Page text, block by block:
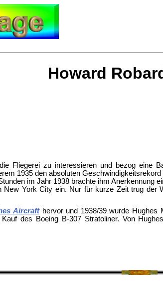
Howard
Fliegerei zu interessieren und bezog
1935 den absoluten
im Jahr 1938 brachte ihm
York City ein. Nur für kurze Zeit trug
Aircrafthervor und 1938/39 wurde Hughes
des Boeing B-307 Stratoliner. Von